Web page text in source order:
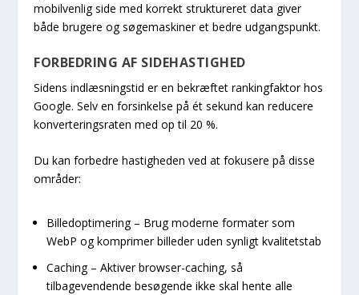
mobilvenlig side med korrekt struktureret data giver
både brugere og søgemaskiner et bedre udgangspunkt.
FORBEDRING AF SIDEHASTIGHED
Sidens indlæsningstid er en bekræftet rankingfaktor hos
Google. Selv en forsinkelse på ét sekund kan reducere
konverteringsraten med op til 20 %.
Du kan forbedre hastigheden ved at fokusere på disse
områder:
Billedoptimering – Brug moderne formater som
WebP og komprimer billeder uden synligt kvalitetstab
Caching – Aktiver browser-caching, så
tilbagevendende besøgende ikke skal hente alle